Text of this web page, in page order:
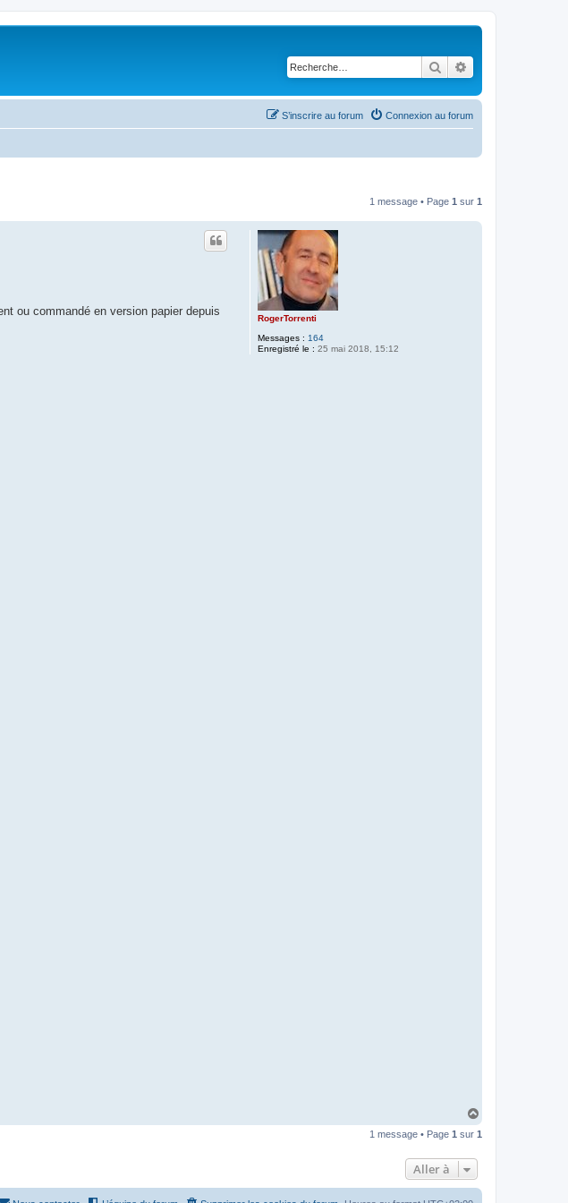
Rechercher
Connexion au forum
S’inscrire au forum
1 message • Page 1 sur 1
RogerTorrenti
Messages : 164
Enregistré le : 25 mai 2018, 15:12
ou commandé en version papier depuis
u
1 message • Page 1 sur 1
Aller à